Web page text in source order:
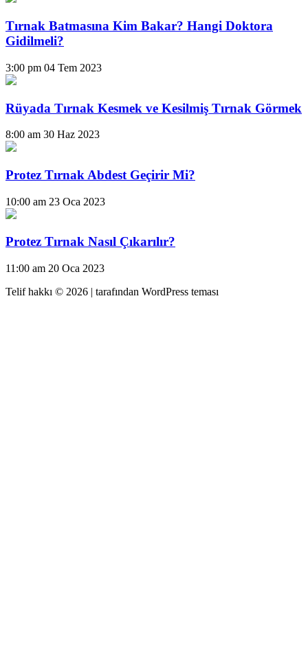
Tırnak Batmasına Kim Bakar? Hangi Doktora
Gidilmeli?
3:00 pm 04 Tem 2023
Rüyada Tırnak Kesmek ve Kesilmiş Tırnak Görmek
8:00 am 30 Haz 2023
Protez Tırnak Abdest Geçirir Mi?
10:00 am 23 Oca 2023
Protez Tırnak Nasıl Çıkarılır?
11:00 am 20 Oca 2023
Telif hakkı © 2026 | tarafından WordPress teması